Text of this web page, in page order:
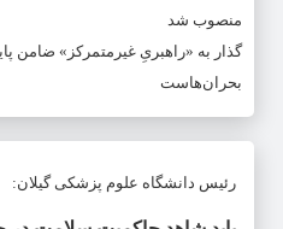
منصوب شد
گذار به «راهبریِ غیرمتمرکز» ضامن
بحران‌هاست
رئیس دانشگاه علوم پزشکی گیلان: